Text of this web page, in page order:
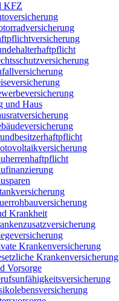
KFZ
und Haus
Krankheit
Krankenversicherung
Krankenversicherung
Vorsorge